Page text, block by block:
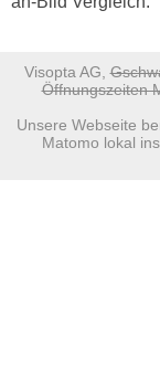
Visopta AG,
Öffnungszeiten
Unsere Webseite
Matomo lokal